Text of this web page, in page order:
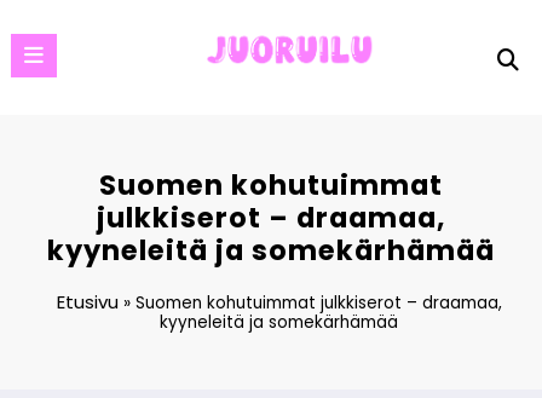
to
content
Suomen kohutuimmat
julkkiserot – draamaa,
kyyneleitä ja somekärhämää
Etusivu» Suomen kohutuimmat julkkiserot – draamaa,
kyyneleitä ja somekärhämää